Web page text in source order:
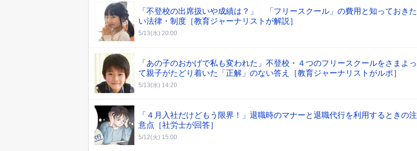
「不登校の出席扱いや成績は？」 「フリースクール」の費用と知っておきた
い法律・制度［教育ジャーナリストが解説］
5/13(水) 20:00
「あの子のおかげで私も変われた」不登校・４つのフリースクールをさまよっ
て親子がたどり着いた「正解」のない答え［教育ジャーナリストがルポ］
5/13(水) 14:20
「４月入社だけどもう限界！」退職時のマナーと退職代行を利用するときの注
意点［社労士が回答］
5/12(火) 15:00